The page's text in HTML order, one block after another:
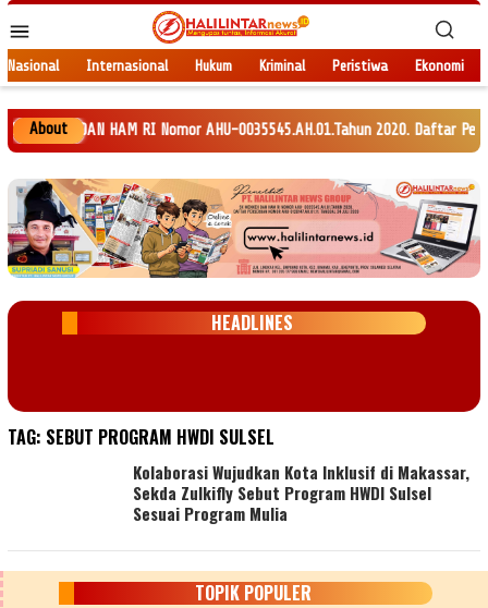
ke
kontenMobile
Nasional Internasional Hukum Kriminal Peristiwa Ekonomi
AboutDAN HAM RI Nomor AHU-0035545.AH.01.Tahun 2020. Daftar
HEADLINES
TAG: SEBUT PROGRAM HWDI SULSEL
Kolaborasi Wujudkan Kota Inklusif di Makassar,
Sekda Zulkifly Sebut Program HWDI Sulsel
Sesuai Program Mulia
TOPIK POPULER